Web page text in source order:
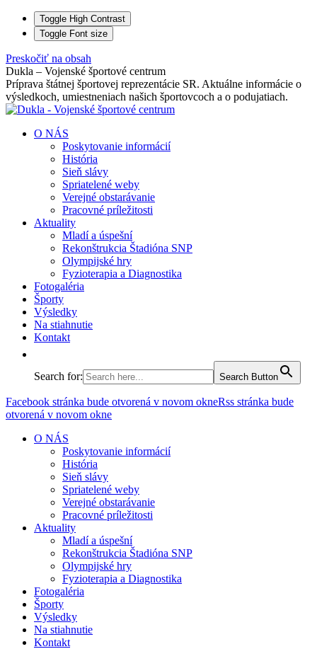
Toggle High Contrast
Toggle Font size
Preskočiť na obsah
Dukla – Vojenské športové centrum
Príprava štátnej športovej reprezentácie SR. Aktuálne informácie o
výsledkoch, umiestneniach našich športovcoch a o podujatiach.
O NÁS
Poskytovanie informácií
História
Sieň slávy
Spriatelené weby
Verejné obstarávanie
Pracovné príležitosti
Aktuality
Mladí a úspešní
Rekonštrukcia Štadióna SNP
Olympijské hry
Fyzioterapia a Diagnostika
Fotogaléria
Športy
Výsledky
Na stiahnutie
Kontakt
Search for: Search Button
Facebook stránka bude otvorená v novom okneRss stránka bude
otvorená v novom okne
O NÁS
Poskytovanie informácií
História
Sieň slávy
Spriatelené weby
Verejné obstarávanie
Pracovné príležitosti
Aktuality
Mladí a úspešní
Rekonštrukcia Štadióna SNP
Olympijské hry
Fyzioterapia a Diagnostika
Fotogaléria
Športy
Výsledky
Na stiahnutie
Kontakt